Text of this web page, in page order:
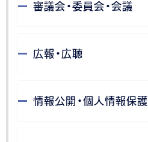
審議会・委員会・会議
広報・広聴
情報公開・個人情報保護